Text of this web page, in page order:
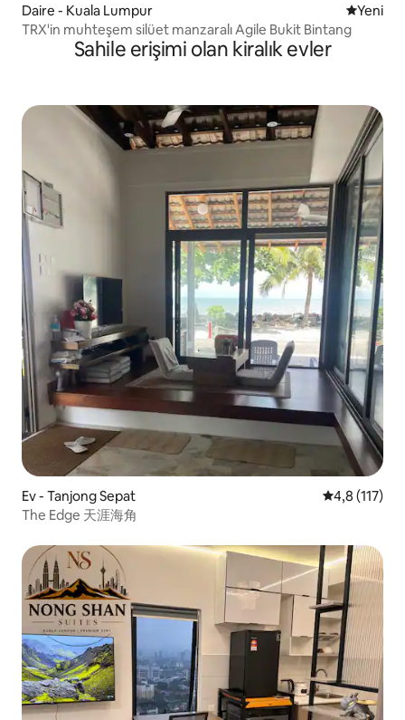
Daire - Kuala Lumpur Yeni
Yeni
TRX'in muhteşem silüet manzaralı Agile Bukit Bintang
Sahile erişimi olan kiralık evler
Ev - Tanjong Sepat 5 üzerinden
4,8 (117)
The Edge 天涯海角